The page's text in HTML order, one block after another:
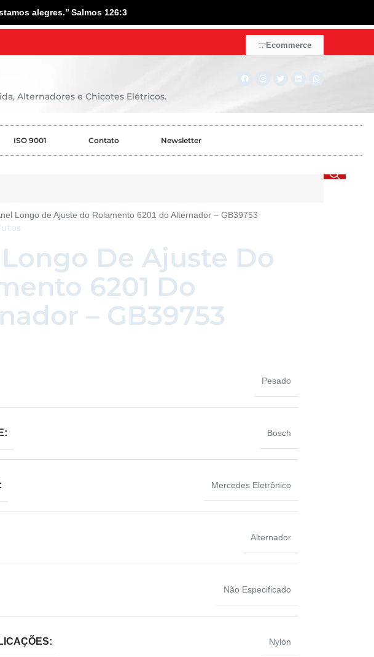
alegres.’’ Salmos 126:3
Ecommerce
Alternadores e Chicotes Elétricos.
ISO 9001 Contato Newsletter
Longo de Ajuste do Rolamento 6201 do Alternador – GB39753
De Ajuste Do
6201 Do
– GB39753
Pesado
Bosch
Mercedes Eletrônico
Alternador
Não Especificado
Nylon